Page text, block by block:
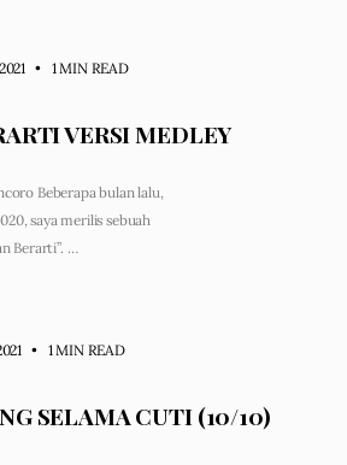
• 1 MIN READ
VERSI MEDLEY
Beberapa bulan lalu,
saya merilis sebuah
Berarti”. …
• 1 MIN READ
SELAMA CUTI (10/10)